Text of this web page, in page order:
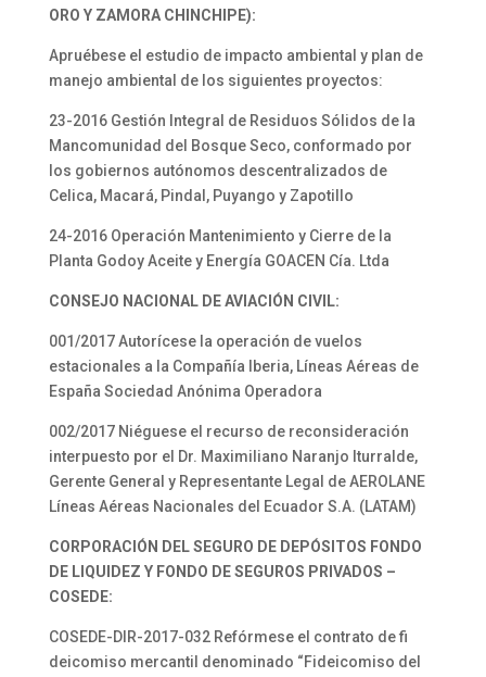
ORO Y ZAMORA CHINCHIPE):
Apruébese el estudio de impacto ambiental y plan de
manejo ambiental de los siguientes proyectos:
23-2016 Gestión Integral de Residuos Sólidos de la
Mancomunidad del Bosque Seco, conformado por
los gobiernos autónomos descentralizados de
Celica, Macará, Pindal, Puyango y Zapotillo
24-2016 Operación Mantenimiento y Cierre de la
Planta Godoy Aceite y Energía GOACEN Cía. Ltda
CONSEJO NACIONAL DE AVIACIÓN CIVIL:
001/2017 Autorícese la operación de vuelos
estacionales a la Compañía Iberia, Líneas Aéreas de
España Sociedad Anónima Operadora
002/2017 Niéguese el recurso de reconsideración
interpuesto por el Dr. Maximiliano Naranjo Iturralde,
Gerente General y Representante Legal de AEROLANE
Líneas Aéreas Nacionales del Ecuador S.A. (LATAM)
CORPORACIÓN DEL SEGURO DE DEPÓSITOS FONDO
DE LIQUIDEZ Y FONDO DE SEGUROS PRIVADOS –
COSEDE:
COSEDE-DIR-2017-032 Refórmese el contrato de fi
deicomiso mercantil denominado “Fideicomiso del